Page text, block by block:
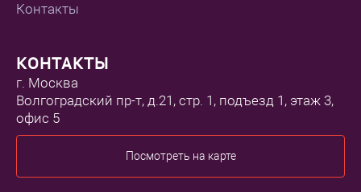
Контакты
КОНТАКТЫ
г. Москва
Волгоградский пр-т, д.21, стр. 1, подъезд 1, этаж 3,
офис 5
Посмотреть на карте